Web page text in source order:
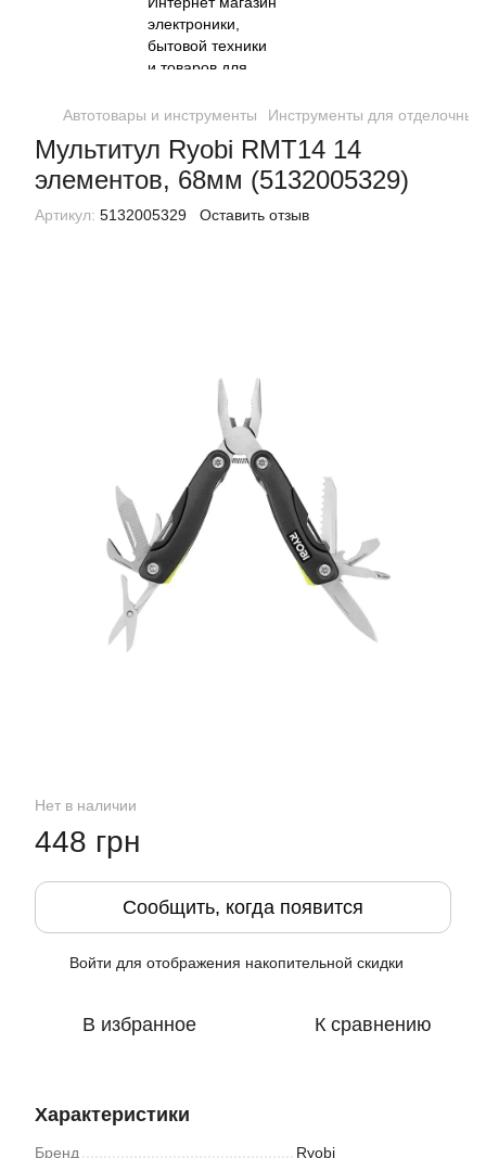
Автотовары и инструменты Инструменты для отделочных
Мультитул Ryobi RMT14 14
элементов, 68мм (5132005329)
Артикул: 5132005329 Оставить отзыв
Нет в наличии
448 грн
Сообщить, когда появится
Войти для отображения накопительной скидки
В избранное К сравнению
Характеристики
Бренд Ryobi